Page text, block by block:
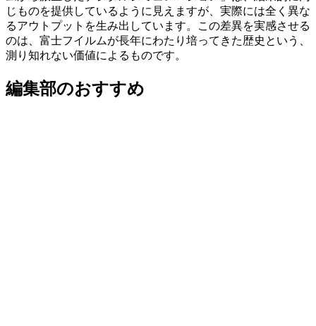
じものを提供しているように見えますが、実際には全く異な
るアウトプットを生み出しています。この差異を実感させる
のは、富士フイルムが長年にわたり培ってきた歴史という、
測り知れない価値によるものです。
編集部のおすすめ